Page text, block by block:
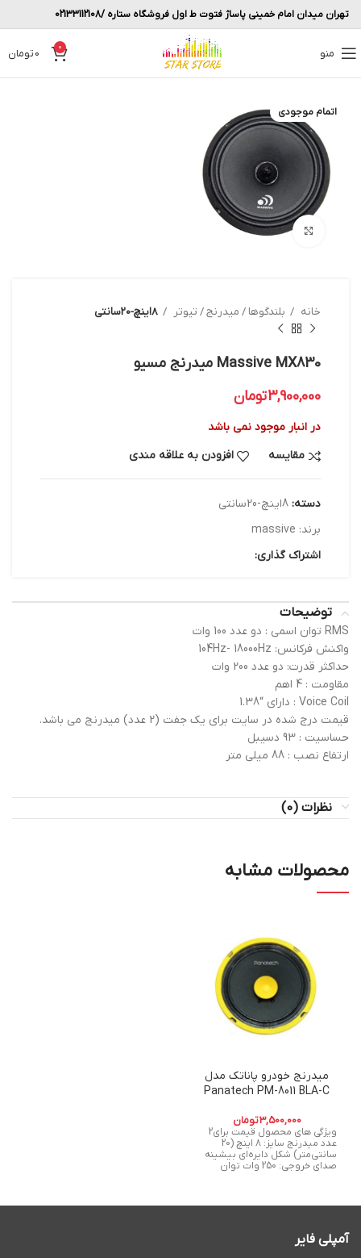
تهران میدان امام خمینی پاساژ فتوت ط اول فروشگاه ستاره /02133112108
منو 0
0تومان
اتمام موجودی
بزرگنمایی تصویر
خانه بلندگوها / میدرنج / تیوتر 8اینچ-20سانتی
Massive MX830 میدرنج مسیو
3,900,000تومان
در انبار موجود نمی باشد
مقایسه
افزودن به علاقه مندی
دسته: 8اینچ-20سانتی
برند: massive
اشتراک گذاری:
توضیحات
RMS توان اسمی : دو عدد 100 وات
واکنش فرکانس: 104Hz- 18000Hz
حداکثر قدرت: دو عدد 200 وات
مقاومت : 4 اهم
Voice Coil : دارای “1.38
قیمت درج شده در سایت برای یک جفت (2 عدد) میدرنج می باشد.
حساسیت : 93 دسیبل
ارتفاع نصب : 88 میلی متر
نظرات (0)
محصولات مشابه
میدرنج خودرو پاناتک مدل
Panatech PM-8011 BLA-C
3,500,000تومان
ویژگی های محصول قیمت برای2
عدد میدرنج سایز: 8 اینچ (20
سانتی‌متر) شکل دایره‌ای بیشینه
صدای خروجی: 250 وات توان
آمپلی فایر